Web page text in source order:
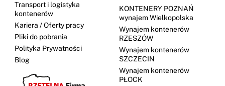
Transport i logistyka
kontenerów
Kariera / Oferty pracy
Pliki do pobrania
Polityka Prywatności
Blog
KONTENERY POZNAŃ
wynajem Wielkopolska
Wynajem kontenerów
RZESZÓW
Wynajem kontenerów
SZCZECIN
Wynajem kontenerów
PŁOCK